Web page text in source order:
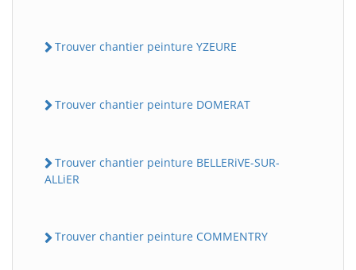
Trouver chantier peinture YZEURE
Trouver chantier peinture DOMERAT
Trouver chantier peinture BELLERiVE-SUR-
ALLiER
Trouver chantier peinture COMMENTRY